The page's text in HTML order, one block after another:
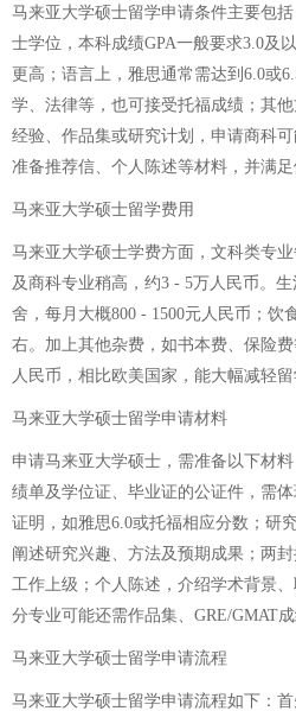
马来亚大学硕士留学申请条件主要包
士学位，本科成绩GPA一般要求3.0及
更高；语言上，雅思通常需达到6.0或
学、法律等，也可接受托福成绩；其
经验、作品集或研究计划，申请商科
准备推荐信、个人陈述等材料，并满足
马来亚大学硕士留学费用
马来亚大学硕士学费方面，文科类专
及商科专业稍高，约3 - 5万人民币。
舍，每月大概800 - 1500元人民币；饮
右。加上其他杂费，如书本费、保险
人民币，相比欧美国家，能大幅减轻留
马来亚大学硕士留学申请材料
申请马来亚大学硕士，需准备以下材
绩单及学位证、毕业证的公证件，需
证明，如雅思6.0或托福相应分数；研
阐述研究兴趣、方法及预期成果；两
工作上级；个人陈述，介绍学术背景
分专业可能还需作品集、GRE/GMAT成
马来亚大学硕士留学申请流程
马来亚大学硕士留学申请流程如下：